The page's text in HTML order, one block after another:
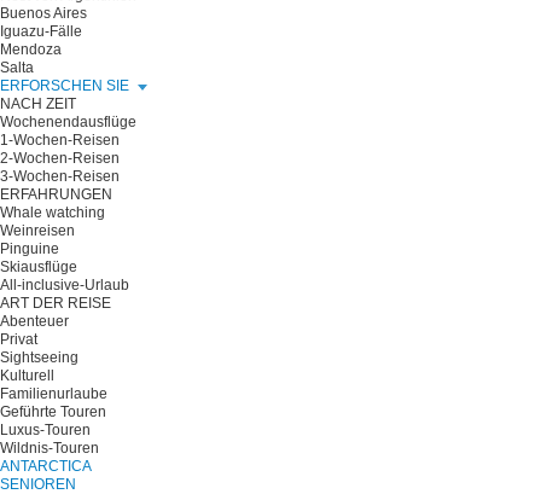
Buenos Aires
Iguazu-Fälle
Mendoza
Salta
ERFORSCHEN SIE
NACH ZEIT
Wochenendausflüge
1-Wochen-Reisen
2-Wochen-Reisen
3-Wochen-Reisen
ERFAHRUNGEN
Whale watching
Weinreisen
Pinguine
Skiausflüge
All-inclusive-Urlaub
ART DER REISE
Abenteuer
Privat
Sightseeing
Kulturell
Familienurlaube
Geführte Touren
Luxus-Touren
Wildnis-Touren
ANTARCTICA
SENIOREN